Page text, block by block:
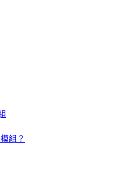
組？